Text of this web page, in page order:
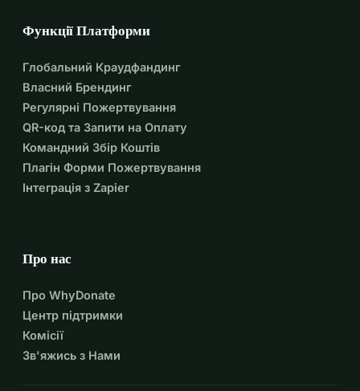
Функції Платформи
Глобальний Краудфандинг
Власний Брендинг
Регулярні Пожертвування
QR-код та Запити на Оплату
Командний Збір Коштів
Плагін Форми Пожертвування
Інтеграція з Zapier
Про нас
Про WhyDonate
Центр підтримки
Комісії
Зв'яжись з Нами